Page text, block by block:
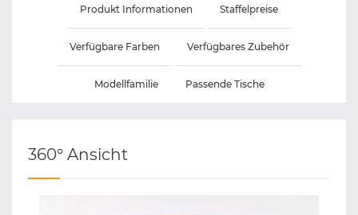
Produkt Informationen Staffelpreise
Verfügbare Farben Verfügbares Zubehör
Modellfamilie Passende Tische
360° Ansicht